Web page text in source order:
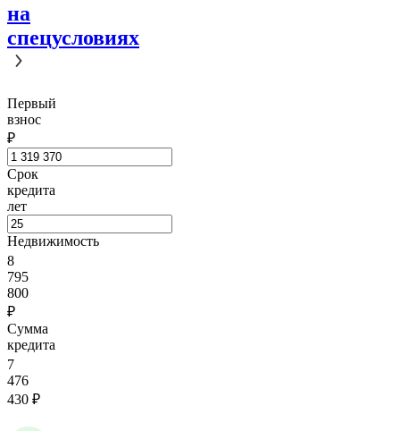
на
спецусловиях
Первый
взнос
₽
Срок
кредита
лет
Недвижимость
8
795
800
₽
Сумма
кредита
7
476
430 ₽